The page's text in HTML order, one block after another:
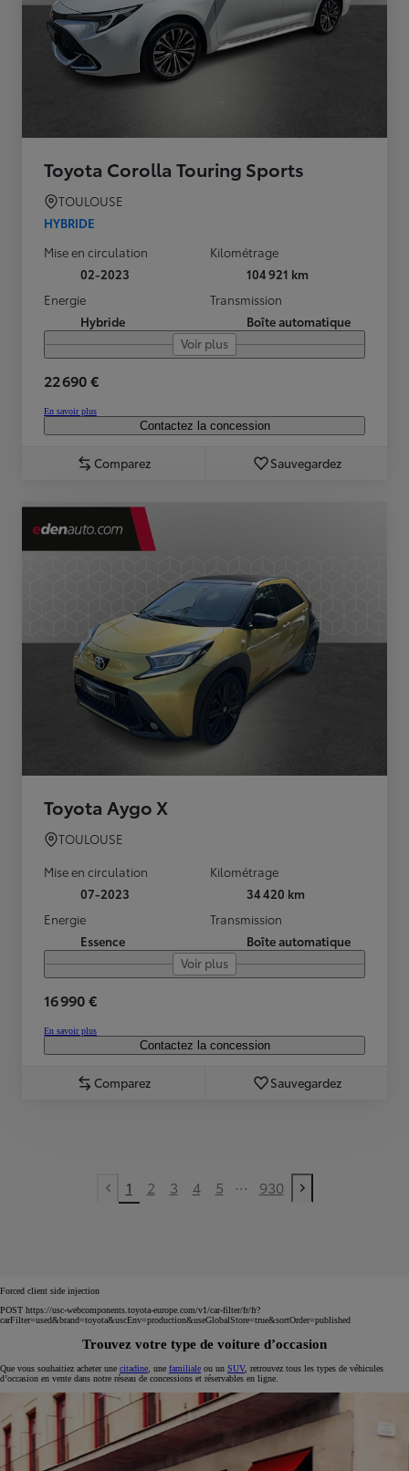
Toyota Corolla Touring Sports
TOULOUSE
HYBRIDE
Mise en circulation
02-2023
Kilométrage
104 921 km
Energie
Hybride
Transmission
Boîte automatique
Voir plus
22 690 €
En savoir plus
Contactez la concession
Comparez Sauvegardez
Toyota Aygo X
TOULOUSE
Mise en circulation
07-2023
Kilométrage
34 420 km
Energie
Essence
Transmission
Boîte automatique
Voir plus
16 990 €
En savoir plus
Contactez la concession
Comparez Sauvegardez
Previous page
1 2 3 4 5 ... 930
Next page
Forced client side injection
POST https://usc-webcomponents.toyota-europe.com/v1/car-filter/fr/fr?
carFilter=used&brand=toyota&uscEnv=production&useGlobalStore=true&sortOrder=published
Trouvez votre type de voiture d’occasion
Que vous souhaitiez acheter une citadine , une familiale ou un SUV, retrouvez tous les types de véhicules
d’occasion en vente dans notre réseau de concessions et réservables en ligne.